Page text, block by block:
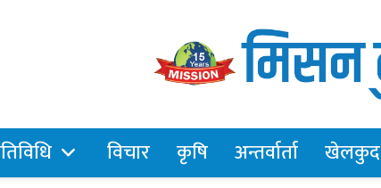
विचार कृषि अन्तर्वार्ता खेलकुद